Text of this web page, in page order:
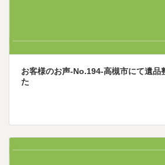
お客様のお声-No.194-高槻市にて遺品
た